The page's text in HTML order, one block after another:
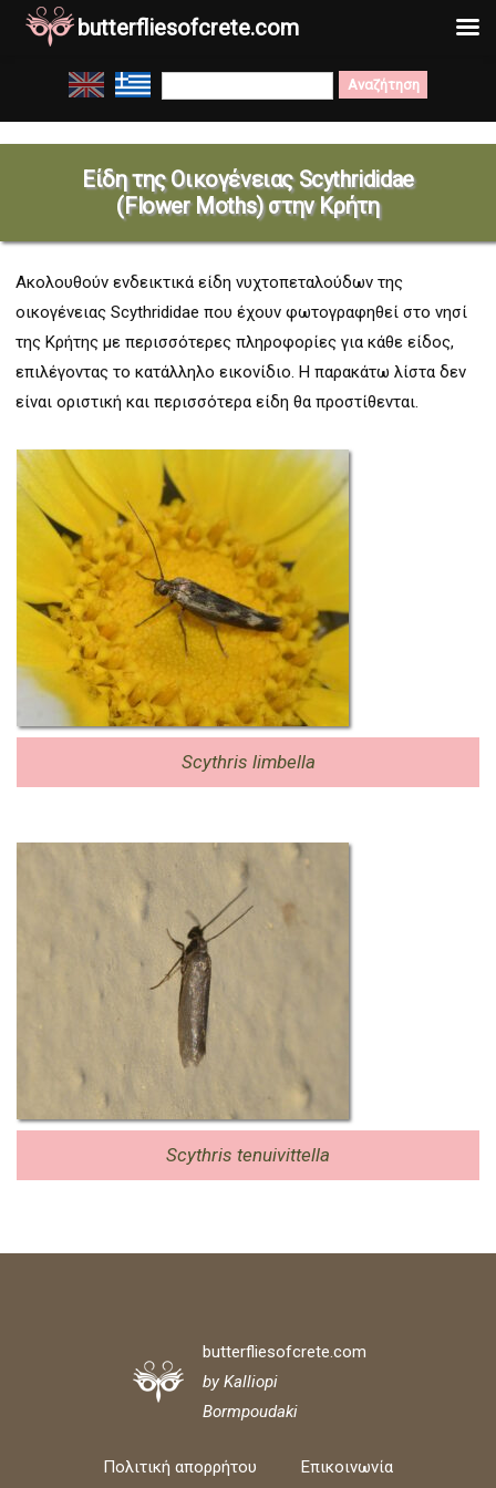
Μετάβαση
στο
περιεχόμενο
Search
for:
Είδη της Οικογένειας Scythrididae
(FlowerMoths) στην Κρήτη
Ακολουθούν ενδεικτικά είδη νυχτοπεταλούδων της
οικογένειας Scythrididae που έχουν φωτογραφηθεί στο νησί
της Κρήτης με περισσότερες πληροφορίες για κάθε είδος,
επιλέγοντας το κατάλληλο εικονίδιο. Η παρακάτω λίστα δεν
είναι οριστική και περισσότερα είδη θα προστίθενται.
Scythris limbella
Scythris tenuivittella
butterfliesofcrete.com
by Kalliopi
Bormpoudaki
Πολιτική απορρήτου Επικοινωνία
butterfliesofcrete.com